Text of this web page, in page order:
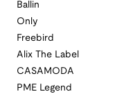
Ballin
Only
Freebird
Alix The Label
CASAMODA
PME Legend